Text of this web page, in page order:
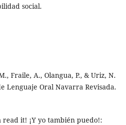
social.
Fraile, A., Olangua, P., & Uriz, N.
Lenguaje Oral Navarra Revisada.
it! ¡Y yo también puedo!: